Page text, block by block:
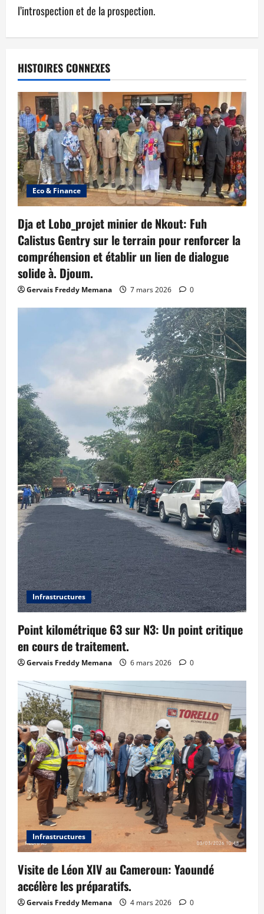
l’introspection et de la prospection.
HISTOIRES CONNEXES
Eco & Finance
Dja et Lobo_projet minier de Nkout: Fuh
Calistus Gentry sur le terrain pour renforcer la
compréhension et établir un lien de dialogue
solide à. Djoum.
Gervais Freddy Memana 7 mars 2026 0
Infrastructures
Point kilométrique 63 sur N3: Un point critique
en cours de traitement.
Gervais Freddy Memana 6 mars 2026 0
Infrastructures
Visite de Léon XIV au Cameroun: Yaoundé
accélère les préparatifs.
Gervais Freddy Memana 4 mars 2026 0